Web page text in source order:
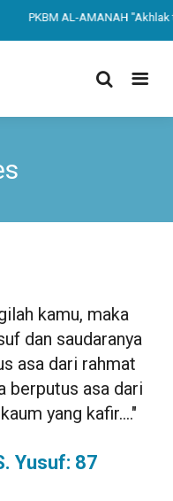
PKBM AL-AMANAH
kamu, maka
dan saudaranya
asa dari rahmat
berputus asa dari
yang kafir...."
Yusuf: 87